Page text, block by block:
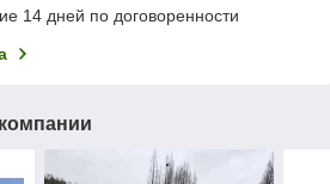
14 дней по договоренности